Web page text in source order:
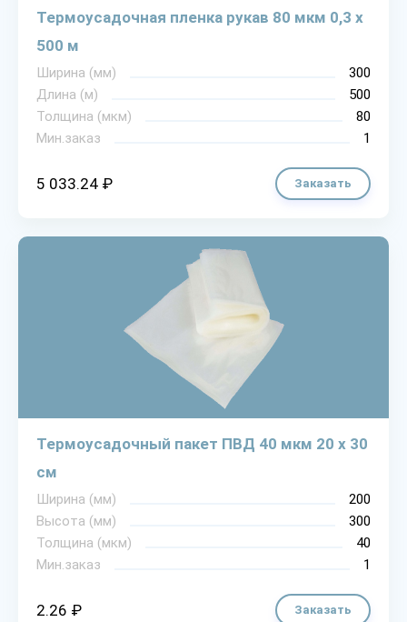
Термоусадочная пленка рукав 80 мкм 0,3 х
500 м
Ширина (мм)
300
Длина (м)
500
Толщина (мкм)
80
Мин.заказ
1
5 033.24 ₽ Заказать
Термоусадочный пакет ПВД 40 мкм 20 х 30
см
Ширина (мм)
200
Высота (мм)
300
Толщина (мкм)
40
Мин.заказ
1
2.26 ₽ Заказать